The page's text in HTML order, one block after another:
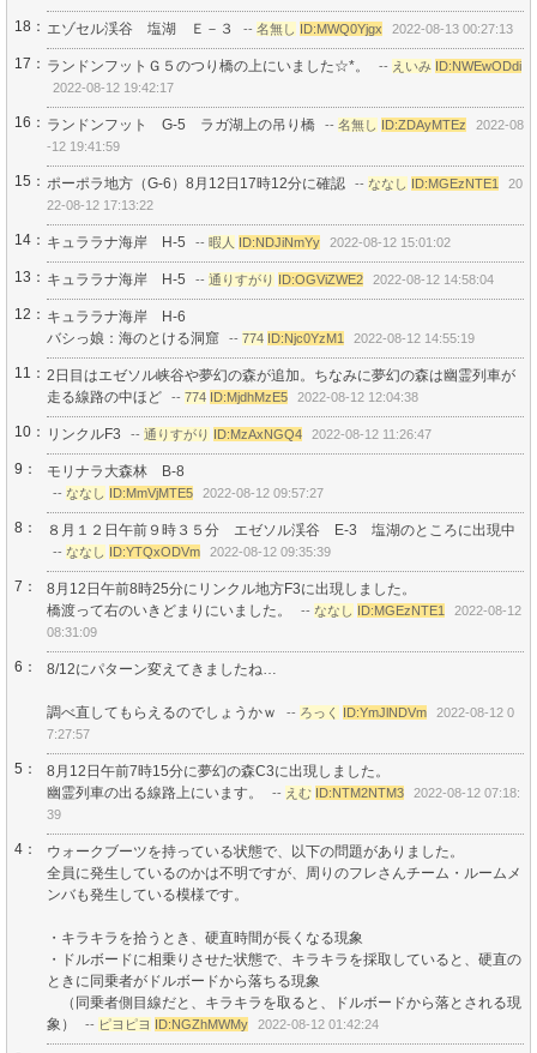
18： エゾセル渓谷 塩湖 Ｅ－３ -- 名無し ID:MWQ0Yjgx 2022-08-13 00:27:13
17： ランドンフットＧ５のつり橋の上にいました☆*。 -- えいみ ID:NWEwODdi
2022-08-12 19:42:17
16： ランドンフット G-5 ラガ湖上の吊り橋 -- 名無し ID:ZDAyMTEz
2022-08
-12 19:41:59
15： ポーポラ地方（G-6）8月12日17時12分に確認 -- ななし ID:MGEzNTE1
20
22-08-12 17:13:22
14： キュララナ海岸 H-5 -- 暇人 ID:NDJiNmYy 2022-08-12 15:01:02
13： キュララナ海岸 H-5 -- 通りすがり ID:OGViZWE2 2022-08-12 14:58:04
12： キュララナ海岸 H-6
バシっ娘：海のとける洞窟
-- 774 ID:Njc0YzM1 2022-08-12 14:55:19
11： 2日目はエゼソル峡谷や夢幻の森が追加。ちなみに夢幻の森は幽霊列車が
走る線路の中ほど
-- 774 ID:MjdhMzE5 2022-08-12 12:04:38
10： リンクルF3 -- 通りすがり ID:MzAxNGQ4 2022-08-12 11:26:47
9： モリナラ大森林 B-8
-- ななし ID:MmVjMTE5 2022-08-12 09:57:27
8： ８月１２日午前９時３５分 エゼソル渓谷 E-3 塩湖のところに出現中
-- ななし ID:YTQxODVm 2022-08-12 09:35:39
7：
8月12日午前8時25分にリンクル地方F3に出現しました。
橋渡って右のいきどまりにいました。
-- ななし ID:MGEzNTE1
2022-08-12
08:31:09
6： 8/12にパターン変えてきましたね…
調べ直してもらえるのでしょうかｗ -- ろっく ID:YmJlNDVm
2022-08-12 0
7:27:57
5：
8月12日午前7時15分に夢幻の森C3に出現しました。
幽霊列車の出る線路上にいます。
-- えむ ID:NTM2NTM3
2022-08-12 07:18:
39
4：
ウォークブーツを持っている状態で、以下の問題がありました。
全員に発生しているのかは不明ですが、周りのフレさんチーム・ルームメ
ンバも発生している模様です。
・キラキラを拾うとき、硬直時間が長くなる現象
・ドルボードに相乗りさせた状態で、キラキラを採取していると、硬直の
ときに同乗者がドルボードから落ちる現象
（同乗者側目線だと、キラキラを取ると、ドルボードから落とされる現
象）
-- ピヨピヨ ID:NGZhMWMy 2022-08-12 01:42:24